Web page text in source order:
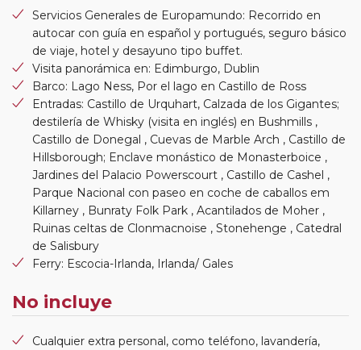
Servicios Generales de Europamundo: Recorrido en
autocar con guía en español y portugués, seguro básico
de viaje, hotel y desayuno tipo buffet.
Visita panorámica en: Edimburgo, Dublin
Barco: Lago Ness, Por el lago en Castillo de Ross
Entradas: Castillo de Urquhart, Calzada de los Gigantes;
destilería de Whisky (visita en inglés) en Bushmills ,
Castillo de Donegal , Cuevas de Marble Arch , Castillo de
Hillsborough; Enclave monástico de Monasterboice ,
Jardines del Palacio Powerscourt , Castillo de Cashel ,
Parque Nacional con paseo en coche de caballos em
Killarney , Bunraty Folk Park , Acantilados de Moher ,
Ruinas celtas de Clonmacnoise , Stonehenge , Catedral
de Salisbury
Ferry: Escocia-Irlanda, Irlanda/ Gales
No incluye
Cualquier extra personal, como teléfono, lavandería,